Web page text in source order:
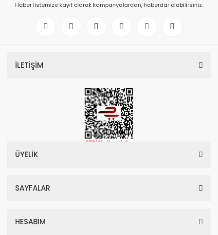
Haber listemize kayıt olarak kampanyalardan, haberdar olabilirsiniz.
İLETİŞİM
ÜYELİK
SAYFALAR
HESABIM